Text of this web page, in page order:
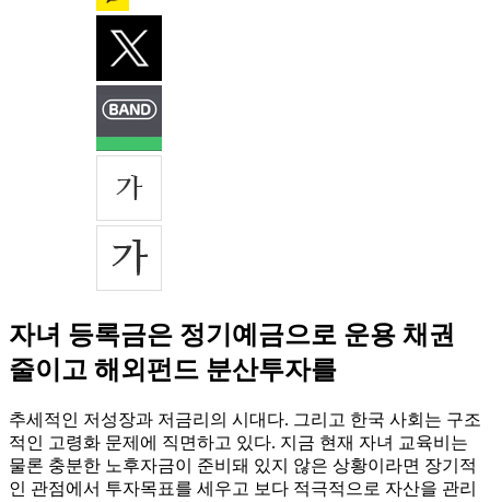
자녀 등록금은 정기예금으로 운용 채권
줄이고 해외펀드 분산투자를
추세적인 저성장과 저금리의 시대다. 그리고 한국 사회는 구조
적인 고령화 문제에 직면하고 있다. 지금 현재 자녀 교육비는
물론 충분한 노후자금이 준비돼 있지 않은 상황이라면 장기적
인 관점에서 투자목표를 세우고 보다 적극적으로 자산을 관리